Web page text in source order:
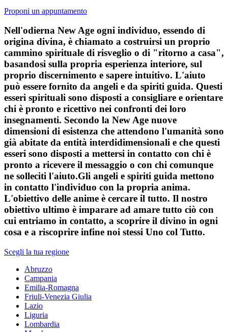
Proponi un appuntamento
Nell'odierna New Age ogni individuo, essendo di
origina divina, è chiamato a costruirsi un proprio
cammino spirituale di risveglio o di "ritorno a casa",
basandosi sulla propria esperienza interiore, sul
proprio discernimento e sapere intuitivo. L'aiuto
può essere fornito da angeli e da spiriti guida. Questi
esseri spirituali sono disposti a consigliare e orientare
chi è pronto e ricettivo nei confronti dei loro
insegnamenti. Secondo la New Age nuove
dimensioni di esistenza che attendono l'umanità sono
già abitate da entità interdidimensionali e che questi
esseri sono disposti a mettersi in contatto con chi è
pronto a ricevere il messaggio o con chi comunque
ne solleciti l'aiuto.Gli angeli e spiriti guida mettono
in contatto l'individuo con la propria anima.
L'obiettivo delle anime è cercare il tutto. Il nostro
obiettivo ultimo è imparare ad amare tutto ciò con
cui entriamo in contatto, a scoprire il divino in ogni
cosa e a riscoprire infine noi stessi Uno col Tutto.
Scegli la tua regione
Abruzzo
Campania
Emilia-Romagna
Friuli-Venezia Giulia
Lazio
Liguria
Lombardia